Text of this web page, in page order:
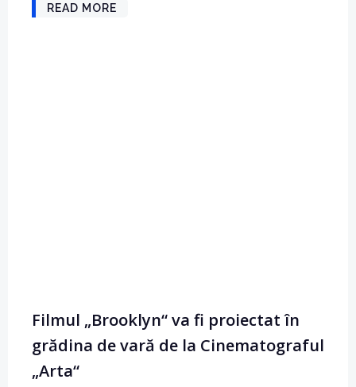
READ MORE
Filmul „Brooklyn“ va fi proiectat în
grădina de vară de la Cinematograful
„Arta“